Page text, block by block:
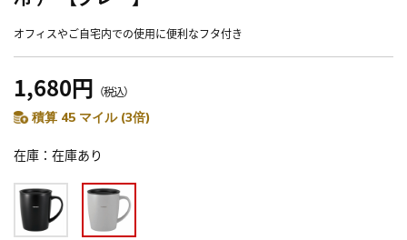
オフィスやご自宅内での使用に便利なフタ付き
1,680円 （税込）
積算 45 マイル (3倍)
在庫 在庫あり